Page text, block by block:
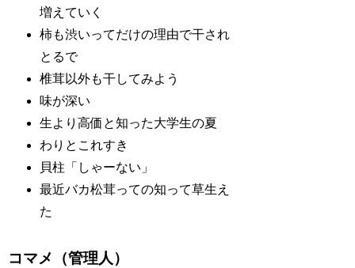
増えていく
柿も渋いってだけの理由で干され
とるで
椎茸以外も干してみよう
味が深い
生より高価と知った大学生の夏
わりとこれすき
貝柱「しゃーない」
最近バカ松茸っての知って草生え
た
コマメ（管理人）